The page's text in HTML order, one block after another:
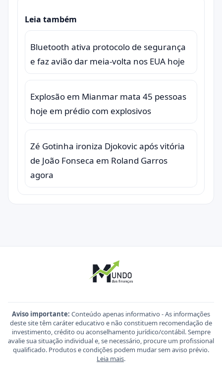
Leia também
Bluetooth ativa protocolo de segurança
e faz avião dar meia-volta nos EUA hoje
Explosão em Mianmar mata 45 pessoas
hoje em prédio com explosivos
Zé Gotinha ironiza Djokovic após vitória
de João Fonseca em Roland Garros
agora
Aviso importante: Conteúdo apenas informativo - As informações
deste site têm caráter educativo e não constituem recomendação de
investimento, crédito ou aconselhamento jurídico/contábil. Sempre
avalie sua situação individual e, se necessário, procure um profissional
qualificado. Produtos e condições podem mudar sem aviso prévio.
Leia mais.